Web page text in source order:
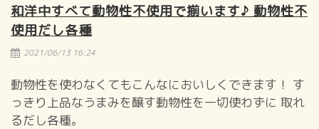
和洋中すべて動物性不使用で揃います♪ 動物性不
使用だし各種
2021/06/13 16:24
動物性を使わなくてもこんなにおいしくできます！ す
っきり上品なうまみを醸す動物性を一切使わずに 取れ
るだし各種。